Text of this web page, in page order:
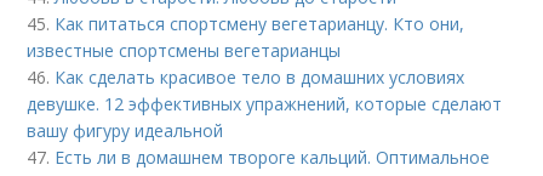
45. Как питаться спортсмену вегетарианцу. Кто они,
известные спортсмены вегетарианцы
46. Как сделать красивое тело в домашних условиях
девушке. 12 эффективных упражнений, которые сделают
вашу фигуру идеальной
47. Есть ли в домашнем твороге кальций. Оптимальное